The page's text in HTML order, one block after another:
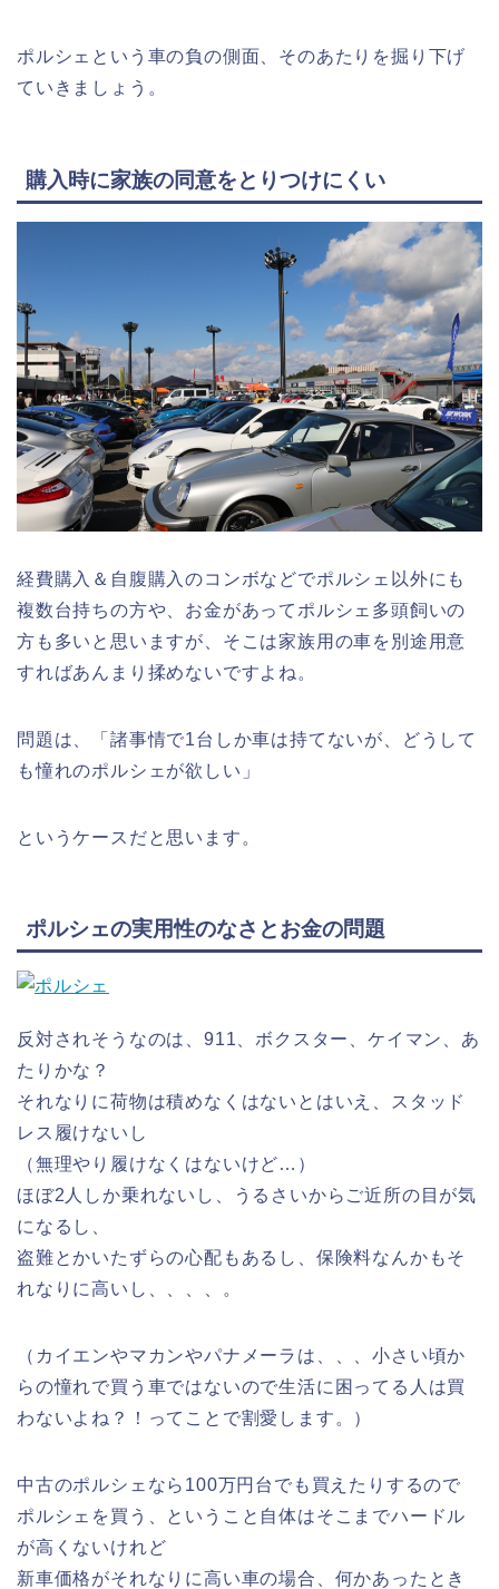
ポルシェという車の負の側面、そのあたりを掘り下げ
ていきましょう。
購入時に家族の同意をとりつけにくい
経費購入＆自腹購入のコンボなどでポルシェ以外にも
複数台持ちの方や、お金があってポルシェ多頭飼いの
方も多いと思いますが、そこは家族用の車を別途用意
すればあんまり揉めないですよね。
問題は、「諸事情で1台しか車は持てないが、どうして
も憧れのポルシェが欲しい」
というケースだと思います。
ポルシェの実用性のなさとお金の問題
反対されそうなのは、911、ボクスター、ケイマン、あ
たりかな？
それなりに荷物は積めなくはないとはいえ、スタッド
レス履けないし
（無理やり履けなくはないけど…）
ほぼ2人しか乗れないし、うるさいからご近所の目が気
になるし、
盗難とかいたずらの心配もあるし、保険料なんかもそ
れなりに高いし、、、、。
（カイエンやマカンやパナメーラは、、、小さい頃か
らの憧れで買う車ではないので生活に困ってる人は買
わないよね？！ってことで割愛します。）
中古のポルシェなら100万円台でも買えたりするので
ポルシェを買う、ということ自体はそこまでハードル
が高くないけれど
新車価格がそれなりに高い車の場合、何かあったとき